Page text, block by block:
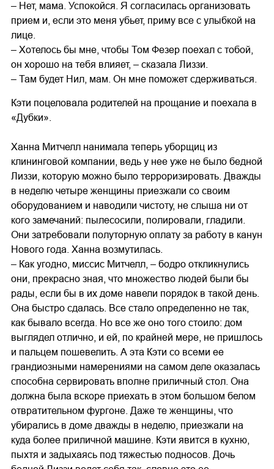
– Нет, мама. Успокойся. Я согласилась организовать
прием и, если это меня убьет, приму все с улыбкой на
лице.
– Хотелось бы мне, чтобы Том Фезер поехал с тобой,
он хорошо на тебя влияет, – сказала Лиззи.
– Там будет Нил, мам. Он мне поможет сдерживаться.
Кэти поцеловала родителей на прощание и поехала в
«Дубки».
Ханна Митчелл нанимала теперь уборщиц из
клининговой компании, ведь у нее уже не было бедной
Лиззи, которую можно было терроризировать. Дважды
в неделю четыре женщины приезжали со своим
оборудованием и наводили чистоту, не слыша ни от
кого замечаний: пылесосили, полировали, гладили.
Они затребовали полуторную оплату за работу в канун
Нового года. Ханна возмутилась.
– Как угодно, миссис Митчелл, – бодро откликнулись
они, прекрасно зная, что множество людей были бы
рады, если бы в их доме навели порядок в такой день.
Она быстро сдалась. Все стало определенно не так,
как бывало всегда. Но все же оно того стоило: дом
выглядел отлично, и ей, по крайней мере, не пришлось
и пальцем пошевелить. А эта Кэти со всеми ее
грандиозными намерениями на самом деле оказалась
способна сервировать вполне приличный стол. Она
должна была вскоре приехать в этом большом белом
отвратительном фургоне. Даже те женщины, что
убирались в доме дважды в неделю, приезжали на
куда более приличной машине. Кэти явится в кухню,
пыхтя и задыхаясь под тяжестью подносов. Дочь